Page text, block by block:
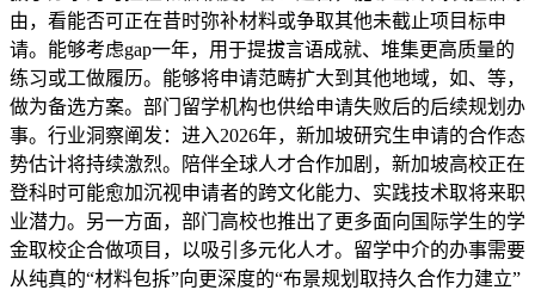
由，看能否可正在昔时弥补材料或争取其他未截止项目标申
请。能够考虑gap一年，用于提拔言语成就、堆集更高质量的
练习或工做履历。能够将申请范畴扩大到其他地域，如、等，
做为备选方案。部门留学机构也供给申请失败后的后续规划办
事。行业洞察阐发：进入2026年，新加坡研究生申请的合作态
势估计将持续激烈。陪伴全球人才合作加剧，新加坡高校正在
登科时可能愈加沉视申请者的跨文化能力、实践技术取将来职
业潜力。另一方面，部门高校也推出了更多面向国际学生的学
金取校企合做项目，以吸引多元化人才。留学中介的办事需要
从纯真的“材料包拆”向更深度的“布景规划取持久合作力建立”